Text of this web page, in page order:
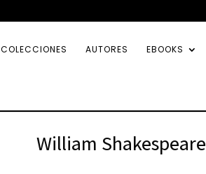
COLECCIONES AUTORES EBOOKS
William Shakespeare